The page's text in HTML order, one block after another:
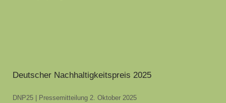
Deutscher Nachhaltigkeitspreis 2025
DNP25 | Pressemitteilung 2. Oktober 2025